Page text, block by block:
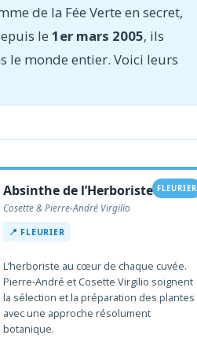
de la Fée Verte en secret,
le 1er mars 2005, ils
le monde entier. Voici leurs
FLEURIER
Absinthe de l’Herboriste
Cosette & Pierre-André Virgilio
📍 FLEURIER
L’herboriste au cœur de chaque cuvée.
Pierre-André et Cosette Virgilio soignent
la sélection et la préparation des plantes
avec une approche résolument
botanique.